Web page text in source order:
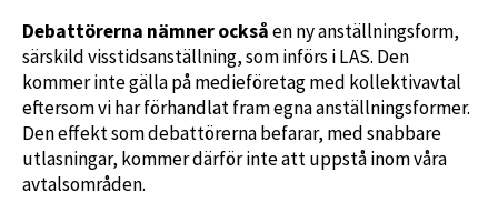
Debattörerna nämner ocksåen ny anställningsform,
särskild visstidsanställning, som införs i LAS. Den
kommer inte gälla på medieföretag med kollektivavtal
eftersom vi har förhandlat fram egna anställningsformer.
Den effekt som debattörerna befarar, med snabbare
utlasningar, kommer därför inte att uppstå inom våra
avtalsområden.